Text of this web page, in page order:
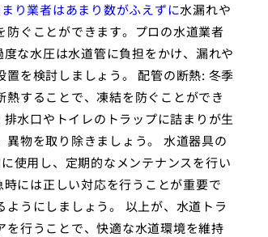
り業者はあまり数がふえずに水漏れや
ぐことができます。プロの水道業者
な水圧は水道管に負担をかけ、漏れや
を検討しましょう。 配管の断熱: 冬季
することで、凍結を防ぐことができ
水口やトイレのトラップに詰まりが生
物を取り除きましょう。 水道器具の
使用し、定期的なメンテナンスを行い
には正しい対応を行うことが重要で
うにしましょう。 以上が、水道トラ
行うことで、快適な水道環境を維持